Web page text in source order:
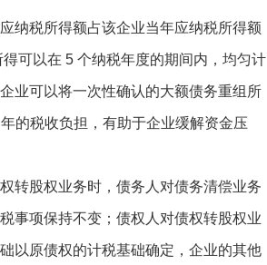
纳税所得额占该企业当年应纳税所得额
可以在 5 个纳税年度的期间内，均匀计
业可以将一次性确认的大额债务重组所
的税收负担，有助于企业缓解资金压
权转股权业务时，债务人对债务清偿业务
事项保持不变；债权人对债权转股权业
以原债权的计税基础确定，企业的其他